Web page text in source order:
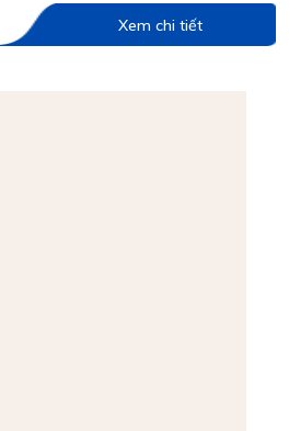
Xem chi tiết